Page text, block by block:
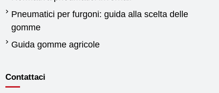
Pneumatici per furgoni: guida alla scelta delle
gomme
Guida gomme agricole
Contattaci